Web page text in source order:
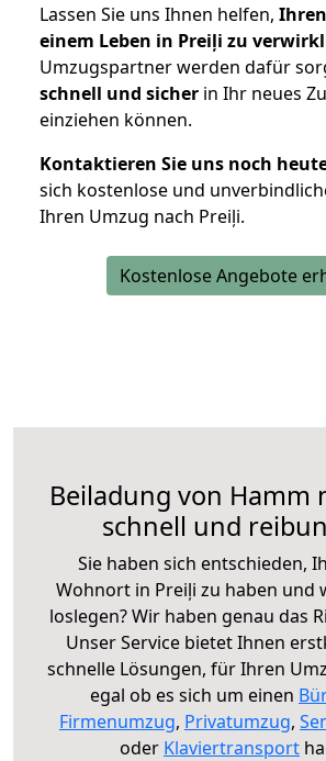
Lassen Sie uns Ihnen helfen,
einem Leben in Preiļi zu
Umzugspartner werden dafür
schnell und sicher in Ihr neues
einziehen können.
Kontaktieren Sie uns noch
sich kostenlose und
Ihren Umzug nach Preiļi.
Kostenlose Angebote
Beiladung von Hamm
schnell und
Sie haben sich entschieden,
Wohnort in Preiļi zu haben und
loslegen? Wir haben genau das
Unser Service bietet Ihnen
schnelle Lösungen, für Ihren
egal ob es sich um einen
Firmenumzug, Privatumzug,
oder Klaviertransport